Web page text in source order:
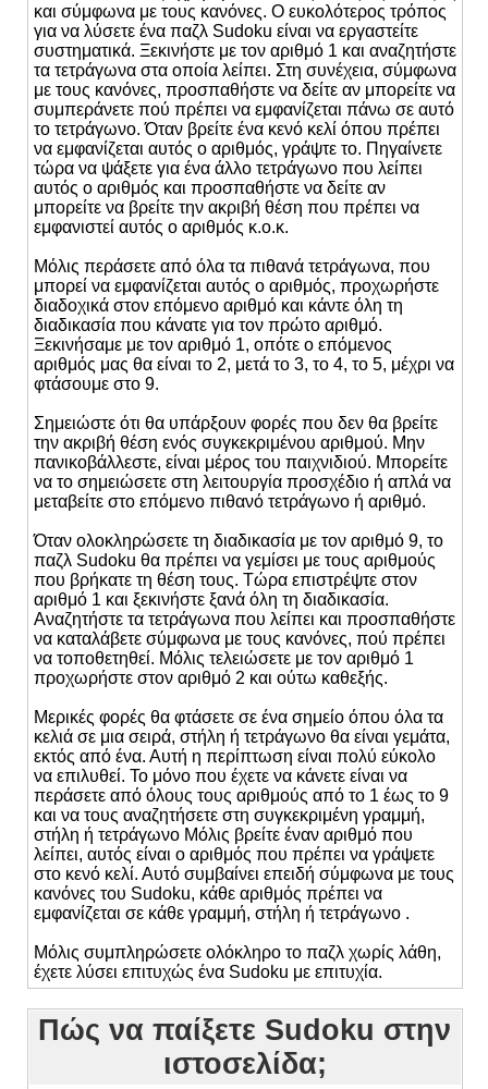
και σύμφωνα με τους κανόνες. Ο ευκολότερος τρόπος
για να λύσετε ένα παζλ Sudoku είναι να εργαστείτε
συστηματικά. Ξεκινήστε με τον αριθμό 1 και αναζητήστε
τα τετράγωνα στα οποία λείπει. Στη συνέχεια, σύμφωνα
με τους κανόνες, προσπαθήστε να δείτε αν μπορείτε να
συμπεράνετε πού πρέπει να εμφανίζεται πάνω σε αυτό
το τετράγωνο. Όταν βρείτε ένα κενό κελί όπου πρέπει
να εμφανίζεται αυτός ο αριθμός, γράψτε το. Πηγαίνετε
τώρα να ψάξετε για ένα άλλο τετράγωνο που λείπει
αυτός ο αριθμός και προσπαθήστε να δείτε αν
μπορείτε να βρείτε την ακριβή θέση που πρέπει να
εμφανιστεί αυτός ο αριθμός κ.ο.κ.
Μόλις περάσετε από όλα τα πιθανά τετράγωνα, που
μπορεί να εμφανίζεται αυτός ο αριθμός, προχωρήστε
διαδοχικά στον επόμενο αριθμό και κάντε όλη τη
διαδικασία που κάνατε για τον πρώτο αριθμό.
Ξεκινήσαμε με τον αριθμό 1, οπότε ο επόμενος
αριθμός μας θα είναι το 2, μετά το 3, το 4, το 5, μέχρι να
φτάσουμε στο 9.
Σημειώστε ότι θα υπάρξουν φορές που δεν θα βρείτε
την ακριβή θέση ενός συγκεκριμένου αριθμού. Μην
πανικοβάλλεστε, είναι μέρος του παιχνιδιού. Μπορείτε
να το σημειώσετε στη λειτουργία προσχέδιο ή απλά να
μεταβείτε στο επόμενο πιθανό τετράγωνο ή αριθμό.
Όταν ολοκληρώσετε τη διαδικασία με τον αριθμό 9, το
παζλ Sudoku θα πρέπει να γεμίσει με τους αριθμούς
που βρήκατε τη θέση τους. Τώρα επιστρέψτε στον
αριθμό 1 και ξεκινήστε ξανά όλη τη διαδικασία.
Αναζητήστε τα τετράγωνα που λείπει και προσπαθήστε
να καταλάβετε σύμφωνα με τους κανόνες, πού πρέπει
να τοποθετηθεί. Μόλις τελειώσετε με τον αριθμό 1
προχωρήστε στον αριθμό 2 και ούτω καθεξής.
Μερικές φορές θα φτάσετε σε ένα σημείο όπου όλα τα
κελιά σε μια σειρά, στήλη ή τετράγωνο θα είναι γεμάτα,
εκτός από ένα. Αυτή η περίπτωση είναι πολύ εύκολο
να επιλυθεί. Το μόνο που έχετε να κάνετε είναι να
περάσετε από όλους τους αριθμούς από το 1 έως το 9
και να τους αναζητήσετε στη συγκεκριμένη γραμμή,
στήλη ή τετράγωνο Μόλις βρείτε έναν αριθμό που
λείπει, αυτός είναι ο αριθμός που πρέπει να γράψετε
στο κενό κελί. Αυτό συμβαίνει επειδή σύμφωνα με τους
κανόνες του Sudoku, κάθε αριθμός πρέπει να
εμφανίζεται σε κάθε γραμμή, στήλη ή τετράγωνο .
Μόλις συμπληρώσετε ολόκληρο το παζλ χωρίς λάθη,
έχετε λύσει επιτυχώς ένα Sudoku με επιτυχία.
Πώς να παίξετε Sudoku στην
ιστοσελίδα;